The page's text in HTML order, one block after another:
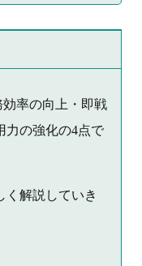
率の向上・即戦
力の強化の4点で
く解説していき